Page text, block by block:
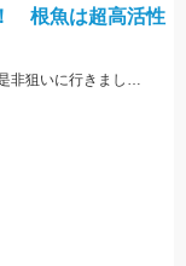
根魚は超高活性
マゴチの釣果が良く上がるようになってきました！是非狙いに行きましょう♪